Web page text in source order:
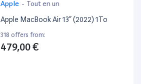
Apple - Tout en un
Apple MacBook Air 13” (2022) 1To
318 offers from:
479,00 €